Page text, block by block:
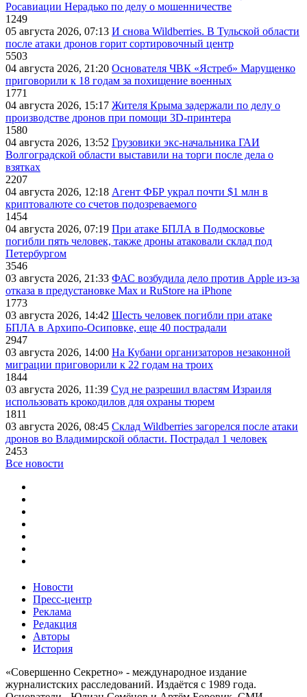
Росавиации Нерадько по делу о мошенничестве
1249
05 августа 2026, 07:13 И снова Wildberries. В Тульской области
после атаки дронов горит сортировочный центр
5503
04 августа 2026, 21:20 Основателя ЧВК «Ястреб» Марущенко
приговорили к 18 годам за похищение военных
1771
04 августа 2026, 15:17 Жителя Крыма задержали по делу о
производстве дронов при помощи 3D‑принтера
1580
04 августа 2026, 13:52 Грузовики экс-начальника ГАИ
Волгоградской области выставили на торги после дела о
взятках
2207
04 августа 2026, 12:18 Агент ФБР украл почти $1 млн в
криптовалюте со счетов подозреваемого
1454
04 августа 2026, 07:19 При атаке БПЛА в Подмосковье
погибли пять человек, также дроны атаковали склад под
Петербургом
3546
03 августа 2026, 21:33 ФАС возбудила дело против Apple из-за
отказа в предустановке Max и RuStore на iPhone
1773
03 августа 2026, 14:42 Шесть человек погибли при атаке
БПЛА в Архипо-Осиповке, еще 40 пострадали
2947
03 августа 2026, 14:00 На Кубани организаторов незаконной
миграции приговорили к 22 годам на троих
1844
03 августа 2026, 11:39 Суд не разрешил властям Израиля
использовать крокодилов для охраны тюрем
1811
03 августа 2026, 08:45 Склад Wildberries загорелся после атаки
дронов во Владимирской области. Пострадал 1 человек
2453
Все новости
Новости
Пресс-центр
Реклама
Редакция
Авторы
История
«Совершенно Секретно» - международное издание
журналистских расследований. Издаётся с 1989 года.